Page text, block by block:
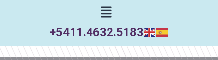
+5411.4632.5183